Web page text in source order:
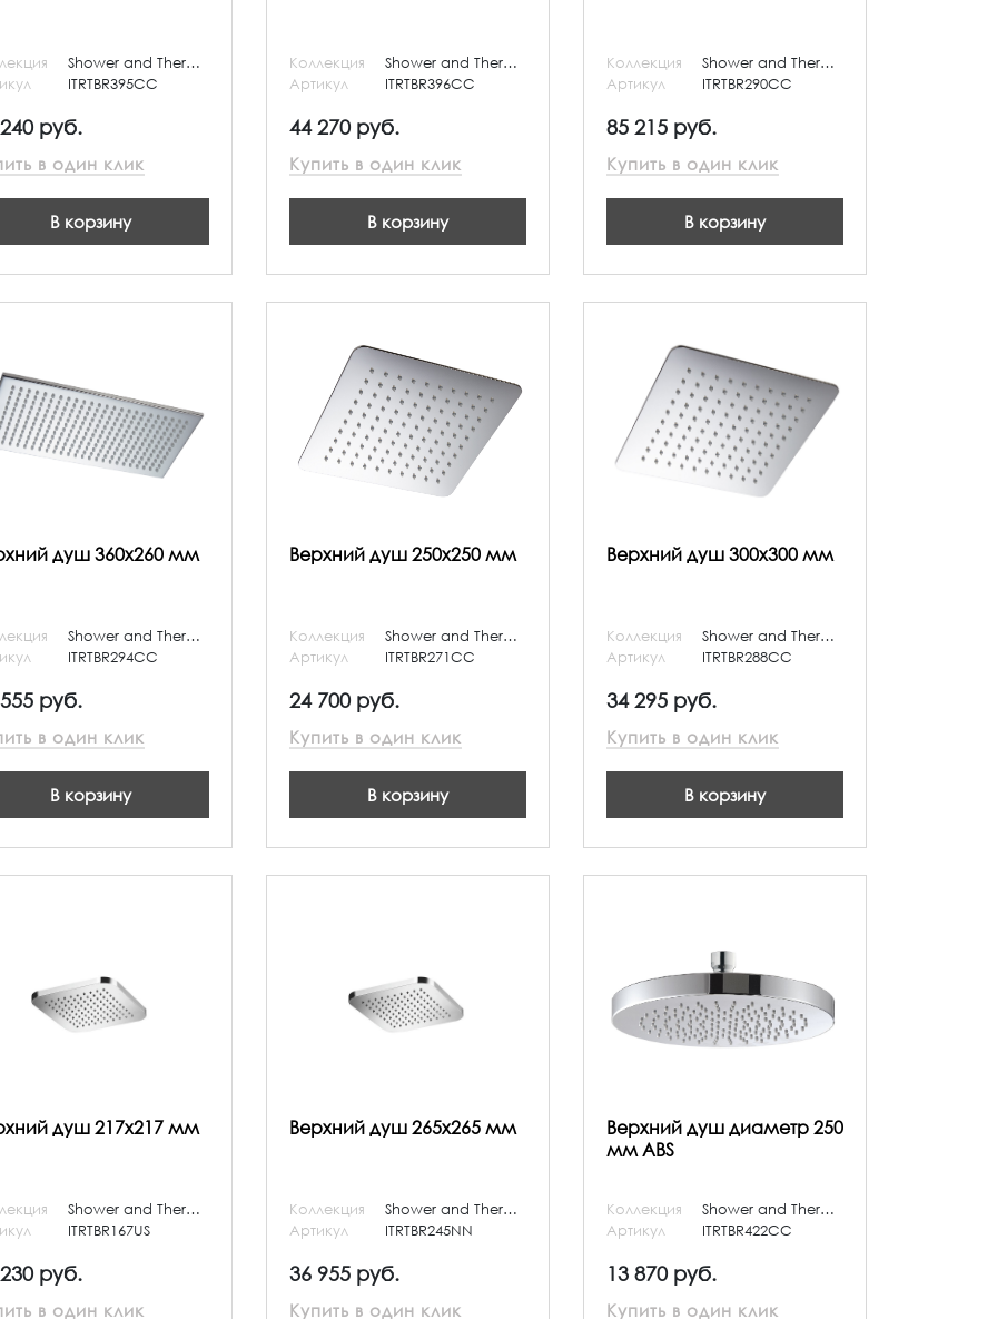
Shower and Thermostatic
ITRTBR395CC
руб.
в один клик
В корзину
Коллекция
Shower and Thermostatic
Артикул
ITRTBR396CC
44 270 руб.
Купить в один клик
В корзину
Коллекция
Shower and Thermostatic
Артикул
ITRTBR290CC
85 215 руб.
Купить в один клик
В корзину
душ 360x260 мм
Shower and Thermostatic
ITRTBR294CC
руб.
в один клик
В корзину
Верхний душ 250x250 мм
Коллекция
Shower and Thermostatic
Артикул
ITRTBR271CC
24 700 руб.
Купить в один клик
В корзину
Верхний душ 300x300 мм
Коллекция
Shower and Thermostatic
Артикул
ITRTBR288CC
34 295 руб.
Купить в один клик
В корзину
душ 217x217 мм
Shower and Thermostatic
ITRTBR167US
руб.
в один клик
Верхний душ 265x265 мм
Коллекция
Shower and Thermostatic
Артикул
ITRTBR245NN
36 955 руб.
Купить в один клик
Верхний душ диаметр 250
мм ABS
Коллекция
Shower and Thermostatic
Артикул
ITRTBR422CC
13 870 руб.
Купить в один клик